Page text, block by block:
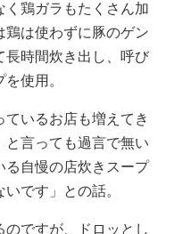
鶏ガラもたくさん加
鶏は使わずに豚のゲン
長時間炊き出し、呼び
使用。
いるお店も増えてき
と言っても過言で無い
る自慢の店炊きスープ
です」との話。
ですが、ドロッとし